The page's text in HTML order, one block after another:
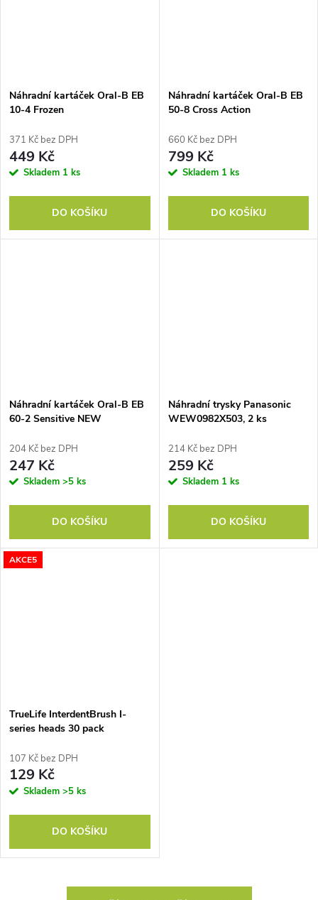
Náhradní kartáček Oral-B EB
10-4 Frozen
371 Kč bez DPH
449 Kč
Skladem 1 ks
DO KOŠÍKU
Náhradní kartáček Oral-B EB
50-8 Cross Action
660 Kč bez DPH
799 Kč
Skladem 1 ks
DO KOŠÍKU
Náhradní kartáček Oral-B EB
60-2 Sensitive NEW
204 Kč bez DPH
247 Kč
Skladem >5 ks
DO KOŠÍKU
Náhradní trysky Panasonic
WEW0982X503, 2 ks
214 Kč bez DPH
259 Kč
Skladem 1 ks
DO KOŠÍKU
AKCE5
TrueLife InterdentBrush I-
series heads 30 pack
107 Kč bez DPH
129 Kč
Skladem >5 ks
DO KOŠÍKU